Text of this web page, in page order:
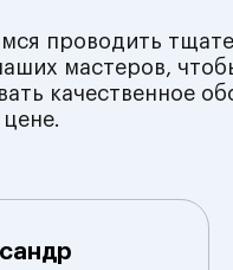
проводить
мастеров,
качественное